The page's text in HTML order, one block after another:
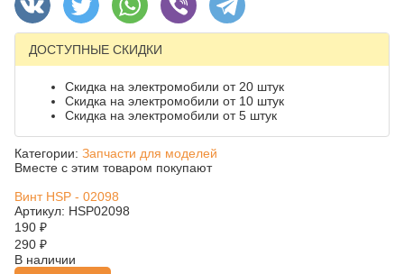
ДОСТУПНЫЕ СКИДКИ
Скидка на электромобили от 20 штук
Скидка на электромобили от 10 штук
Скидка на электромобили от 5 штук
Категории: Запчасти для моделей
Вместе с этим товаром покупают
Винт HSP - 02098
Артикул: HSP02098
190 ₽
290 ₽
В наличии